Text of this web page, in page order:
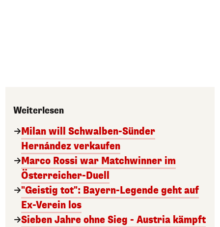
Weiterlesen
Milan will Schwalben-Sünder
Hernández verkaufen
Marco Rossi war Matchwinner im
Österreicher-Duell
"Geistig tot": Bayern-Legende geht auf
Ex-Verein los
Sieben Jahre ohne Sieg - Austria kämpft